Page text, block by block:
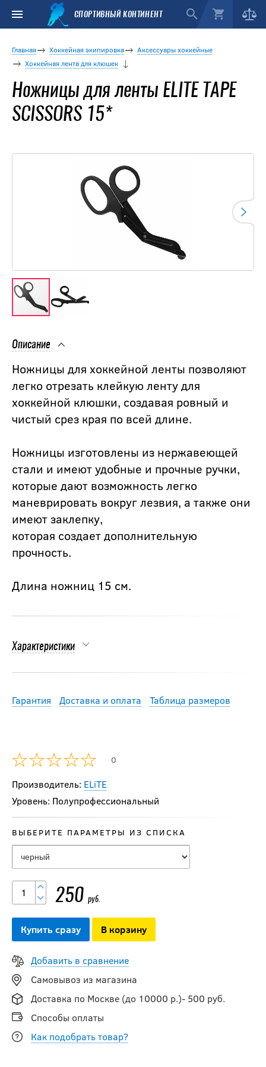
СПОРТИВНЫЙ КОНТИНЕНТ
Главная Хоккейная экипировка
Аксессуары хоккейные
Хоккейная лента для клюшек
Ножницы для ленты ELITE TAPE
SCISSORS 15*
Описание
Ножницы для хоккейной ленты позволяют
легко отрезать клейкую ленту для
хоккейной клюшки, создавая ровный и
чистый срез края по всей длине.
Ножницы изготовлены из нержавеющей
стали и имеют удобные и прочные ручки,
которые дают возможность легко
маневрировать вокруг лезвия, а также они
имеют заклепку,
которая создает дополнительную
прочность.
Длина ножниц 15 см.
Характеристики
Гарантия Доставка и оплата Таблица размеров
0
Производитель: ELiTE
Уровень: Полупрофессиональный
ВЫБЕРИТЕ ПАРАМЕТРЫ ИЗ СПИСКА
250 руб.
Купить сразу В корзину
Добавить в сравнение
Самовывоз из магазина
Доставка по Москве (до 10000 р.)- 500 руб.
Способы оплаты
Как подобрать товар?